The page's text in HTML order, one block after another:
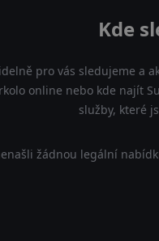
Kde
pro vás sledujeme a
online nebo kde najít
služby, které
žádnou legální